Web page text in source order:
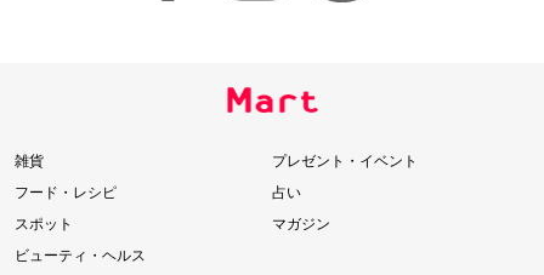
雑貨
フード・レシピ
スポット
ビューティ・ヘルス
プレゼント・イベント
占い
マガジン